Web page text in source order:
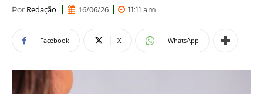
Por Redação 16/06/26 11:11 am
Facebook X WhatsApp